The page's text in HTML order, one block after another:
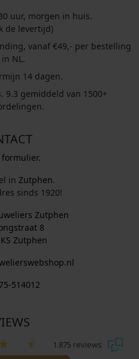
uur, morgen in huis.
de levertijd)
vanaf €49,- per bestelling
in NL.
14 dagen.
9.3 gemiddeld van 1500+
formulier.
in Zutphen.
sinds 1920!
Zutphen
8
Zutphen
514012
1.875 reviews